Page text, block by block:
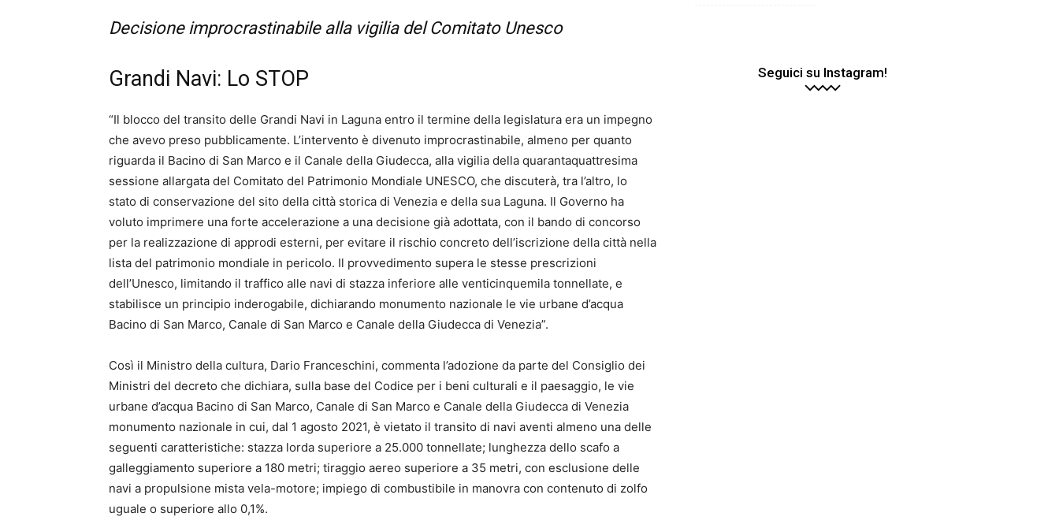
Decisione improcrastinabile alla vigilia del Comitato Unesco
Grandi Navi: Lo STOP
“Il blocco del transito delle Grandi Navi in Laguna entro il termine della legislatura era un impegno
che avevo preso pubblicamente. L’intervento è divenuto improcrastinabile, almeno per quanto
riguarda il Bacino di San Marco e il Canale della Giudecca, alla vigilia della quarantaquattresima
sessione allargata del Comitato del Patrimonio Mondiale UNESCO, che discuterà, tra l’altro, lo
stato di conservazione del sito della città storica di Venezia e della sua Laguna. Il Governo ha
voluto imprimere una forte accelerazione a una decisione già adottata, con il bando di concorso
per la realizzazione di approdi esterni, per evitare il rischio concreto dell’iscrizione della città nella
lista del patrimonio mondiale in pericolo. Il provvedimento supera le stesse prescrizioni
dell’Unesco, limitando il traffico alle navi di stazza inferiore alle venticinquemila tonnellate, e
stabilisce un principio inderogabile, dichiarando monumento nazionale le vie urbane d’acqua
Bacino di San Marco, Canale di San Marco e Canale della Giudecca di Venezia”.
Così il Ministro della cultura, Dario Franceschini, commenta l’adozione da parte del Consiglio dei
Ministri del decreto che dichiara, sulla base del Codice per i beni culturali e il paesaggio, le vie
urbane d’acqua Bacino di San Marco, Canale di San Marco e Canale della Giudecca di Venezia
monumento nazionale in cui, dal 1 agosto 2021, è vietato il transito di navi aventi almeno una delle
seguenti caratteristiche: stazza lorda superiore a 25.000 tonnellate; lunghezza dello scafo a
galleggiamento superiore a 180 metri; tiraggio aereo superiore a 35 metri, con esclusione delle
navi a propulsione mista vela-motore; impiego di combustibile in manovra con contenuto di zolfo
uguale o superiore allo 0,1%.
Seguici su Instagram!